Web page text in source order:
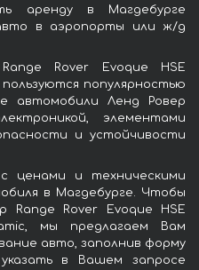
аренду в Магдебурге
в аэропорты или ж/д
Rover Evoque HSE
популярностью
автомобили Ленд Ровер
элементами
и устойчивости
ценами и техническими
в Магдебурге. Чтобы
Range Rover Evoque HSE
мы предлагаем Вам
авто, заполнив форму
в Вашем запросе